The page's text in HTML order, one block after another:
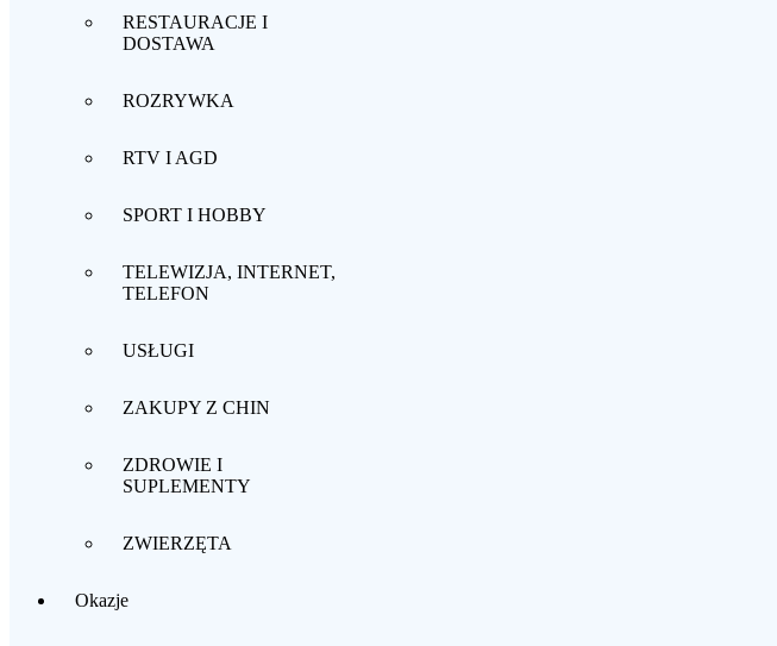
RESTAURACJE I
DOSTAWA
ROZRYWKA
RTV I AGD
SPORT I HOBBY
TELEWIZJA, INTERNET,
TELEFON
USŁUGI
ZAKUPY Z CHIN
ZDROWIE I
SUPLEMENTY
ZWIERZĘTA
Okazje